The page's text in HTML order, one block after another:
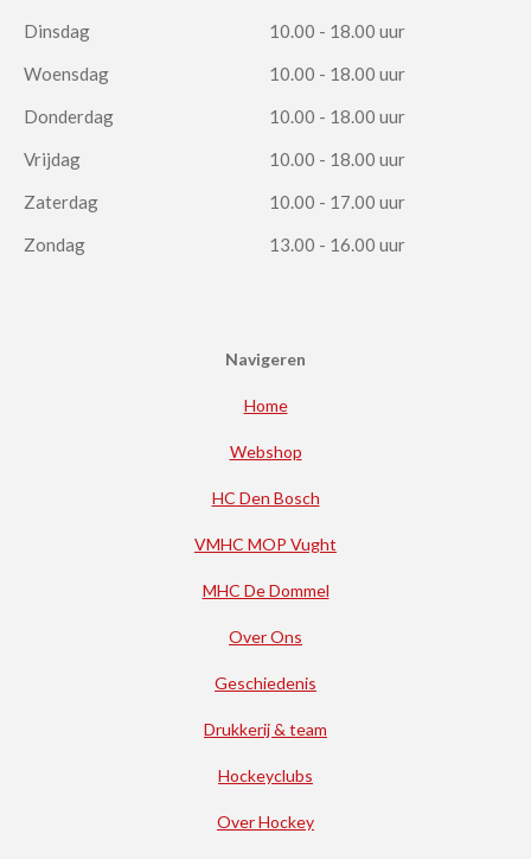
Dinsdag
10.00 - 18.00 uur
Woensdag
10.00 - 18.00 uur
Donderdag
10.00 - 18.00 uur
Vrijdag
10.00 - 18.00 uur
Zaterdag
10.00 - 17.00 uur
Zondag
13.00 - 16.00 uur
Navigeren
Home
Webshop
HC Den Bosch
VMHC MOP Vught
MHC De Dommel
Over Ons
Geschiedenis
Drukkerij & team
Hockeyclubs
Over Hockey